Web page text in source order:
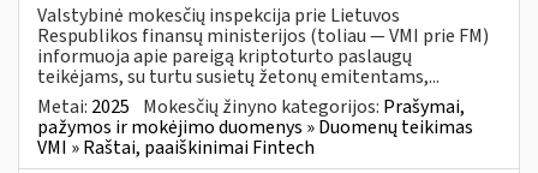
Valstybinė mokesčių inspekcija prie Lietuvos
Respublikos finansų ministerijos (toliau — VMI prie FM)
informuoja apie pareigą kriptoturto paslaugų
teikėjams, su turtu susietų žetonų emitentams,...
Metai: 2025 Mokesčių žinyno kategorijos: Prašymai,
pažymos ir mokėjimo duomenys » Duomenų teikimas
VMI » Raštai, paaiškinimai Fintech